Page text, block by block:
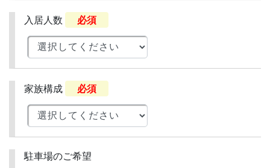
入居人数 必須
家族構成 必須
駐車場のご希望